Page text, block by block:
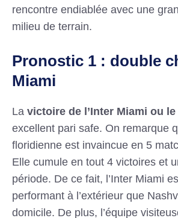
rencontre endiablée avec une
milieu de terrain.
Pronostic 1 : double
Miami
Lavictoire de l’Inter Miami ou le
excellent pari safe. On remarque
floridienne est invaincue en 5
Elle cumule en tout 4 victoires et
période. De ce fait, l’Inter Miami
performant à l’extérieur que
domicile. De plus, l’équipe